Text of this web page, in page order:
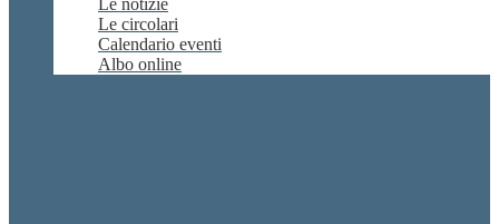
Le notizie
Le circolari
Calendario eventi
Albo online